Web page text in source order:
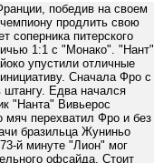
победив на своем
продлить свою
соперника питерского
1:1 с "Монако". "Нант"
упустили отличные
Сначала Фро с
штангу. Едва начался
"Нанта" Вивьерос
мяч перехватил Фро и без
бразильца Жуниньо
й минуте "Лион" мог
офсайда. Стоит